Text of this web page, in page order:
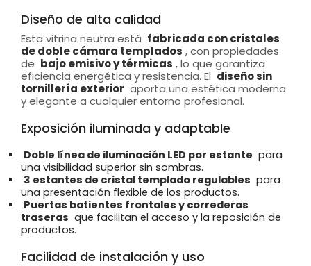
Diseño de alta calidad
Esta vitrina neutra está fabricada con cristales
de doble cámara templados , con propiedades
de bajo emisivo y térmicas , lo que garantiza
eficiencia energética y resistencia. El diseño sin
tornillería exterior aporta una estética moderna
y elegante a cualquier entorno profesional.
Exposición iluminada y adaptable
Doble línea de iluminación LED por estante para
una visibilidad superior sin sombras.
3 estantes de cristal templado regulables para
una presentación flexible de los productos.
Puertas batientes frontales y correderas
traseras que facilitan el acceso y la reposición de
productos.
Facilidad de instalación y uso